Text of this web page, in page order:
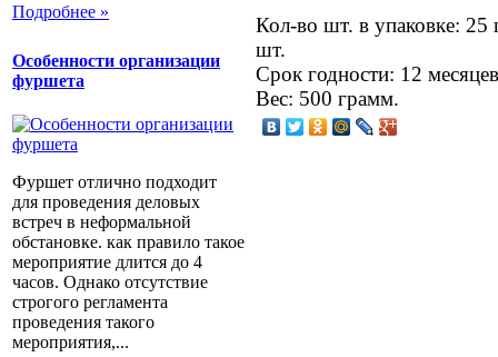
Подробнее »
Особенности организации
фуршета
Фуршет отлично подходит
для проведения деловых
встреч в неформальной
обстановке. как правило такое
мероприятие длится до 4
часов. Однако отсутствие
строгого регламента
проведения такого
мероприятия,...
Кол-во шт. в упаковке:
шт.
Срок годности: 12
Вес: 500 грамм.